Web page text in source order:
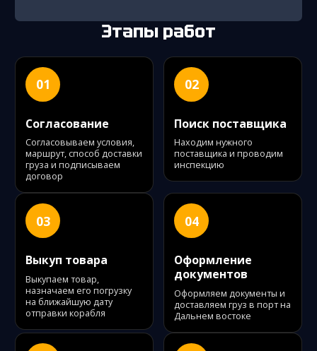
Этапы работ
01
Согласование
Согласовываем условия,
маршрут, способ доставки
груза и подписываем
договор
02
Поиск поставщика
Находим нужного
поставщика и проводим
инспекцию
03
Выкуп товара
Выкупаем товар,
назначаем его погрузку
на ближайшую дату
отправки корабля
04
Оформление
документов
Оформляем документы и
доставляем груз в порт на
Дальнем востоке